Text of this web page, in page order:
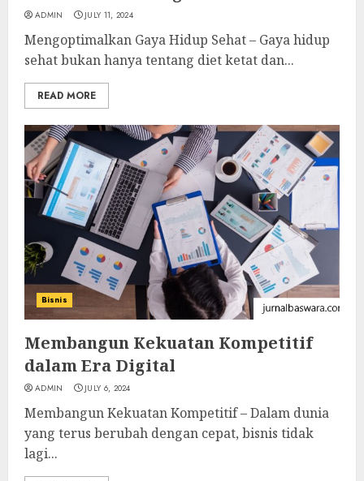
ADMIN JULY 11, 2024
Mengoptimalkan Gaya Hidup Sehat – Gaya hidup
sehat bukan hanya tentang diet ketat dan...
READ MORE
Bisnis
Membangun Kekuatan Kompetitif
dalam Era Digital
ADMIN JULY 6, 2024
Membangun Kekuatan Kompetitif – Dalam dunia
yang terus berubah dengan cepat, bisnis tidak
lagi...